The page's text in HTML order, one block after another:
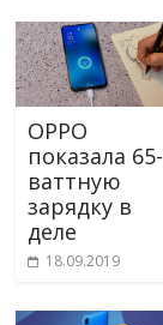
OPPO
показала 65-
ваттную
зарядку в
деле
18.09.2019